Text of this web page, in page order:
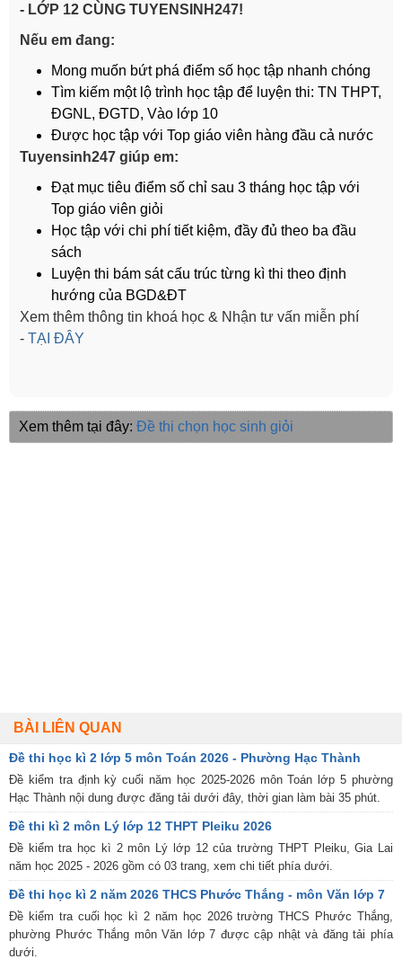
- LỚP 12 CÙNG TUYENSINH247!
Nếu em đang:
Mong muốn bứt phá điểm số học tập nhanh chóng
Tìm kiếm một lộ trình học tập để luyện thi: TN THPT,
ĐGNL, ĐGTD, Vào lớp 10
Được học tập với Top giáo viên hàng đầu cả nước
Tuyensinh247 giúp em:
Đạt mục tiêu điểm số chỉ sau 3 tháng học tập với
Top giáo viên giỏi
Học tập với chi phí tiết kiệm, đầy đủ theo ba đầu
sách
Luyện thi bám sát cấu trúc từng kì thi theo định
hướng của BGD&ĐT
Xem thêm thông tin khoá học & Nhận tư vấn miễn phí
- TẠI ĐÂY
Xem thêm tại đây: Đề thi chọn học sinh giỏi
BÀI LIÊN QUAN
Đề thi học kì 2 lớp 5 môn Toán 2026 - Phường Hạc Thành
Đề kiểm tra định kỳ cuối năm học 2025-2026 môn Toán lớp 5 phường
Hạc Thành nội dung được đăng tải dưới đây, thời gian làm bài 35 phút.
Đề thi kì 2 môn Lý lớp 12 THPT Pleiku 2026
Đề kiểm tra học kì 2 môn Lý lớp 12 của trường THPT Pleiku, Gia Lai
năm học 2025 - 2026 gồm có 03 trang, xem chi tiết phía dưới.
Đề thi học kì 2 năm 2026 THCS Phước Thắng - môn Văn lớp 7
Đề kiểm tra cuối học kì 2 năm học 2026 trường THCS Phước Thắng,
phường Phước Thắng môn Văn lớp 7 được cập nhật và đăng tải phía
dưới.